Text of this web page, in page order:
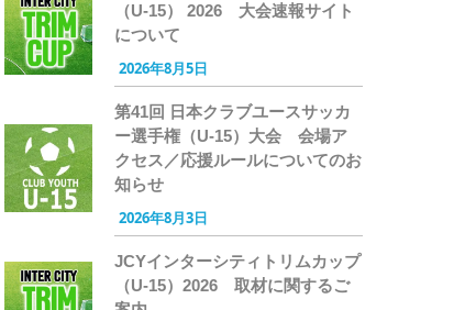
（U-15） 2026 大会速報サイト
について
2026年8月5日
第41回 日本クラブユースサッカ
ー選手権（U-15）大会 会場ア
クセス／応援ルールについてのお
知らせ
2026年8月3日
JCYインターシティトリムカップ
（U-15）2026 取材に関するご